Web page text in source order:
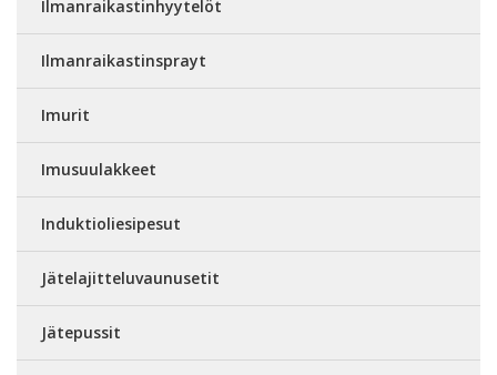
Ilmanraikastinhyytelöt
Ilmanraikastinsprayt
Imurit
Imusuulakkeet
Induktioliesipesut
Jätelajitteluvaunusetit
Jätepussit